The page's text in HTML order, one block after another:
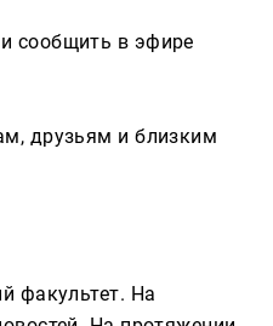
сообщить в эфире
друзьям и близким
факультет. На